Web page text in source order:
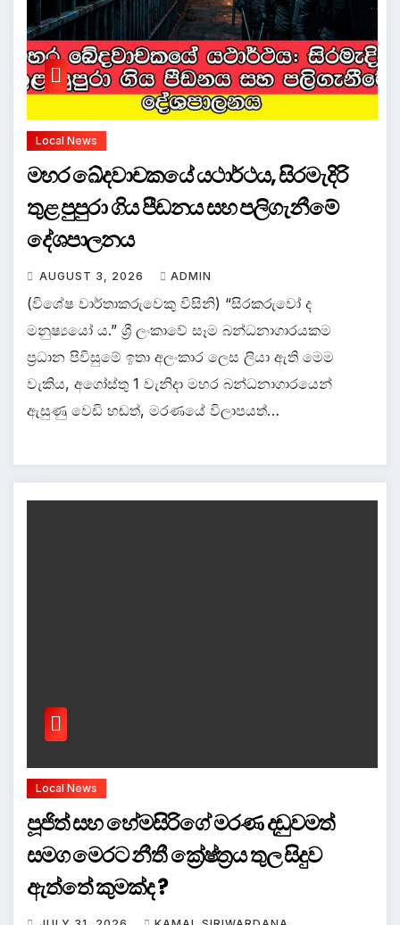
Local News
මහර ඛේදවාචකයේ යථාර්ථය, සිරමැදිරි
තුළ පුපුරා ගිය පීඩනය සහ පලිගැනීමේ
දේශපාලනය
AUGUST 3, 2026 ADMIN
(විශේෂ වාර්තාකරුවෙකු විසිනි) “සිරකරුවෝ ද
මනුෂ්‍යයෝ ය.” ශ්‍රී ලංකාවේ සෑම බන්ධනාගාරයකම
ප්‍රධාන පිවිසුමේ ඉතා අලංකාර ලෙස ලියා ඇති මෙම
වැකිය, අගෝස්තු 1 වැනිදා මහර බන්ධනාගාරයෙන්
ඇසුණු වෙඩි හඬත්, මරණයේ විලාපයත්…
Local News
පූජිත් සහ හේමසිරිගේ මරණ දඩුවමත්
සමග මෙරට නීතී ක්‍රේෂ්ත්‍රය තුල සිදුව
ඇත්තේ කුමක්ද ?